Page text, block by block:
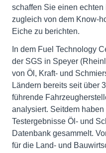
schaffen Sie einen
zugleich von dem Know-
Eiche zu berichten.
In dem Fuel Technology
der SGS in Speyer
von Öl, Kraft- und
Ländern bereits seit über
führende
analysiert. Seitdem
Testergebnisse Öl- und
Datenbank gesammelt.
für die Land- und